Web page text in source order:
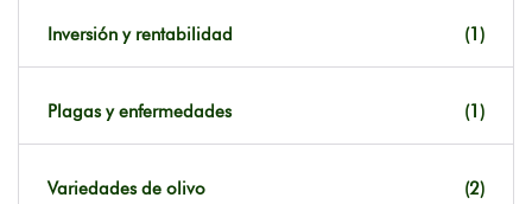
Inversión y rentabilidad (1)
Plagas y enfermedades (1)
Variedades de olivo (2)